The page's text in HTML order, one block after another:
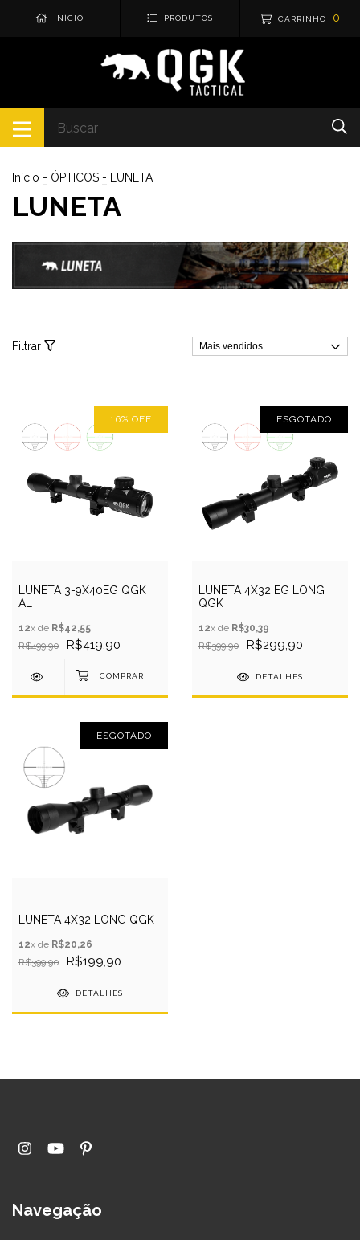
INÍCIO PRODUTOS CARRINHO 0
Início - ÓPTICOS - LUNETA
LUNETA
Filtrar
16% OFF
LUNETA 3-9X40EG QGK
AL
12x de R$42,55
R$499,90
R$419,90
ESGOTADO
LUNETA 4X32 EG LONG
QGK
12x de R$30,39
R$399,90
R$299,90
DETALHES
ESGOTADO
LUNETA 4X32 LONG QGK
12x de R$20,26
R$399,90
R$199,90
DETALHES
Navegação